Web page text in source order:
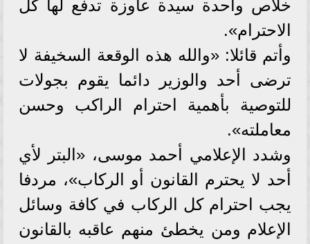
خلاص واحدة سيدة عاوزة تدفع لها كل
الاحترام».
وأتم قائلا: «والله هذه الوقعة السخيفة لا
ترضى أحد والوزير دائما يقوم بجولات
للتوصية بأهمية احترام الراكب وحسن
معاملته».
وشدد الإعلامي أحمد موسى، «البتر لأي
أحد لا يحترم القانون أو الركاب»، مردفا
يجب احترام كل الركاب في كافة وسائل
الإعلام ومن يخطئ منهم عاقبه بالقانون